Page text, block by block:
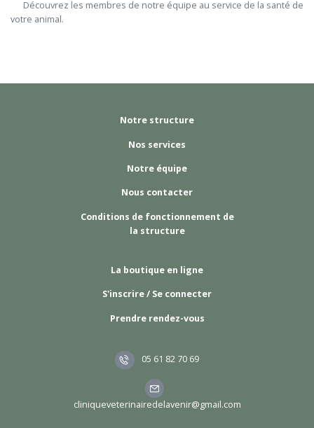
votre animal.
Notre structure
Nos services
Notre équipe
Nous contacter
Conditions de fonctionnement de
la structure
La boutique en ligne
S'inscrire / Se connecter
Prendre rendez-vous
05 61 82 70 69
cliniqueveterinairedelavenir@gmail.com